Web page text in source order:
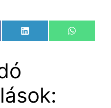
Share
on
LinkedIn
Share
on